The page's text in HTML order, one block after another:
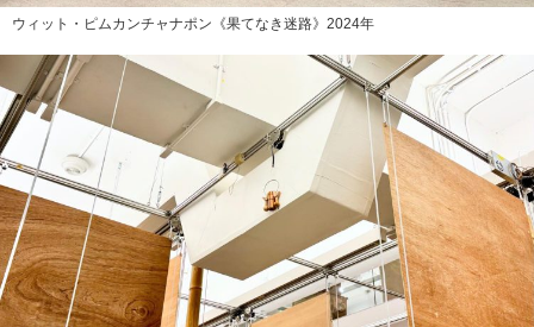
ウィット・ピムカンチャナポン《果てなき迷路》2024年